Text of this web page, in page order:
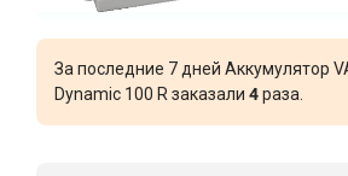
За последние 7 дней Аккумулятор
Dynamic 100 R заказали 4раза.